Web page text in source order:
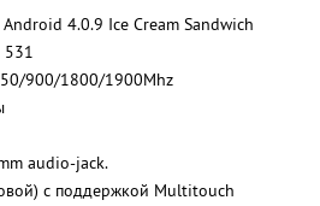
4.0.9 Ice Cream Sandwich
531
900/1800/1900Mhz
audio-jack.
с поддержкой Multitouch